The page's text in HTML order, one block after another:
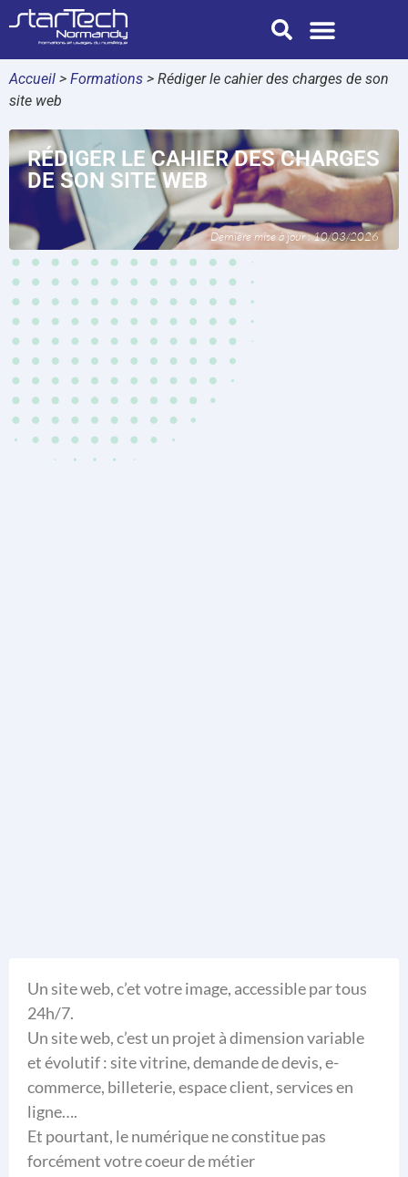
Accueil > Formations > Rédiger le cahier des charges de son
site web
RÉDIGER LE CAHIER DES CHARGES
DE SON SITE WEB
Dernière mise à jour : 10/03/2026
Un site web, c’et votre image, accessible par tous
24h/7.
Un site web, c’est un projet à dimension variable
et évolutif : site vitrine, demande de devis, e-
commerce, billeterie, espace client, services en
ligne….
Et pourtant, le numérique ne constitue pas
forcément votre coeur de métier